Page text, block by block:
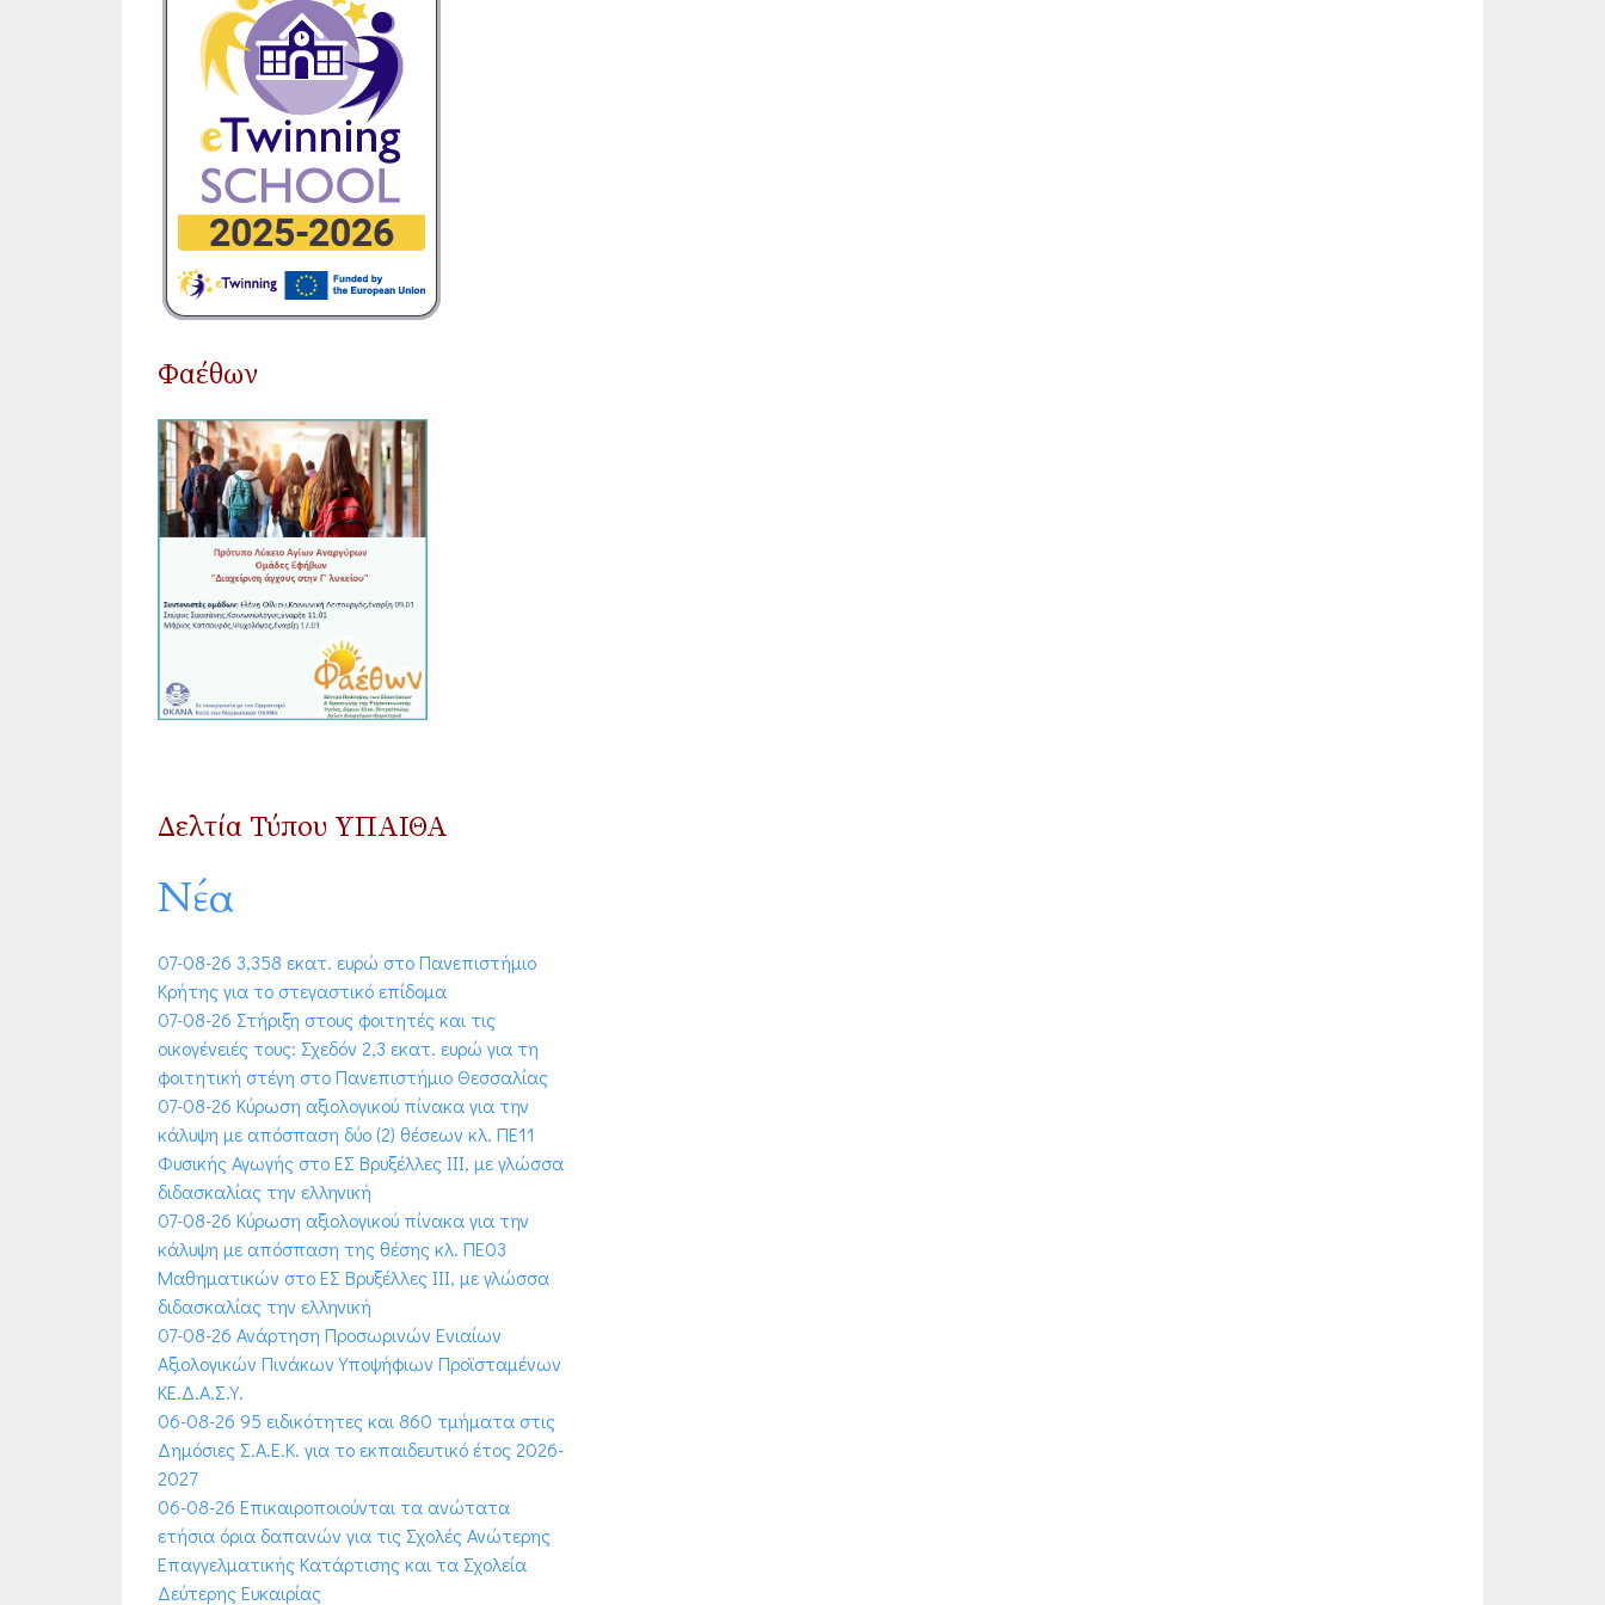
Φαέθων
Δελτία Τύπου ΥΠΑΙΘΑ
Νέα
07-08-26 3,358 εκατ. ευρώ στο Πανεπιστήμιο
Κρήτης για το στεγαστικό επίδομα
07-08-26 Στήριξη στους φοιτητές και τις
οικογένειές τους: Σχεδόν 2,3 εκατ. ευρώ για τη
φοιτητική στέγη στο Πανεπιστήμιο Θεσσαλίας
07-08-26 Κύρωση αξιολογικού πίνακα για την
κάλυψη με απόσπαση δύο (2) θέσεων κλ. ΠΕ11
Φυσικής Αγωγής στο ΕΣ Βρυξέλλες ΙΙΙ, με γλώσσα
διδασκαλίας την ελληνική
07-08-26 Κύρωση αξιολογικού πίνακα για την
κάλυψη με απόσπαση της θέσης κλ. ΠΕ03
Μαθηματικών στο ΕΣ Βρυξέλλες ΙΙΙ, με γλώσσα
διδασκαλίας την ελληνική
07-08-26 Ανάρτηση Προσωρινών Ενιαίων
Αξιολογικών Πινάκων Υποψήφιων Προϊσταμένων
ΚΕ.Δ.Α.Σ.Υ.
06-08-26 95 ειδικότητες και 860 τμήματα στις
Δημόσιες Σ.Α.Ε.Κ. για το εκπαιδευτικό έτος 2026-
2027
06-08-26 Επικαιροποιούνται τα ανώτατα
ετήσια όρια δαπανών για τις Σχολές Ανώτερης
Επαγγελματικής Κατάρτισης και τα Σχολεία
Δεύτερης Ευκαιρίας